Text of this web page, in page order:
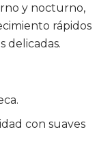
y nocturno,
rápidos
delicadas.
con suaves